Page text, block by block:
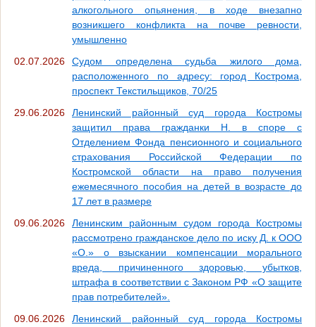
алкогольного опьянения, в ходе внезапно
возникшего конфликта на почве ревности,
умышленно
02.07.2026
Судом определена судьба жилого дома,
расположенного по адресу: город Кострома,
проспект Текстильщиков, 70/25
29.06.2026
Ленинский районный суд города Костромы
защитил права гражданки Н. в споре с
Отделением Фонда пенсионного и социального
страхования Российской Федерации по
Костромской области на право получения
ежемесячного пособия на детей в возрасте до
17 лет в размере
09.06.2026
Ленинским районным судом города Костромы
рассмотрено гражданское дело по иску Д. к ООО
«О.» о взыскании компенсации морального
вреда, причиненного здоровью, убытков,
штрафа в соответствии с Законом РФ «О защите
прав потребителей».
09.06.2026
Ленинский районный суд города Костромы